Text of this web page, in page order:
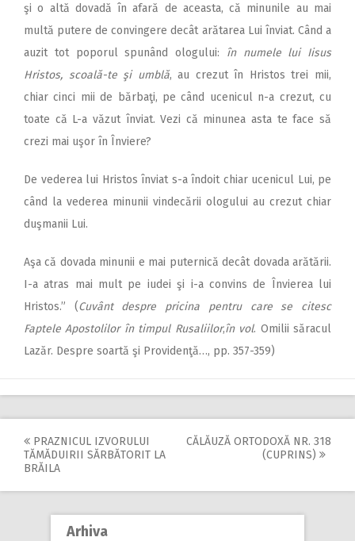
şi o altă dovadă în afară de aceasta, că minunile au mai
multă putere de convingere decât arătarea Lui înviat. Când a
auzit tot poporul spunând ologului: în numele lui Iisus
Hristos, scoală-te şi umblă, au crezut în Hristos trei mii,
chiar cinci mii de bărbaţi, pe când ucenicul n-a crezut, cu
toate că L-a văzut înviat. Vezi că minunea asta te face să
crezi mai uşor în Înviere?
De vederea lui Hristos înviat s-a îndoit chiar ucenicul Lui, pe
când la vederea minunii vindecării ologului au crezut chiar
duşmanii Lui.
Aşa că dovada minunii e mai puternică decât dovada arătării.
I-a atras mai mult pe iudei şi i-a convins de Învierea lui
Hristos.” (Cuvânt despre pricina pentru care se citesc
Faptele Apostolilor în timpul Rusaliilor,în vol. Omilii săracul
Lazăr. Despre soartă şi Providenţă…, pp. 357-359)
Post
navigation
PRAZNICUL IZVORULUI
TĂMĂDUIRII SĂRBĂTORIT LA
BRĂILA
CĂLĂUZĂ ORTODOXĂ NR. 318
(CUPRINS)
Arhiva